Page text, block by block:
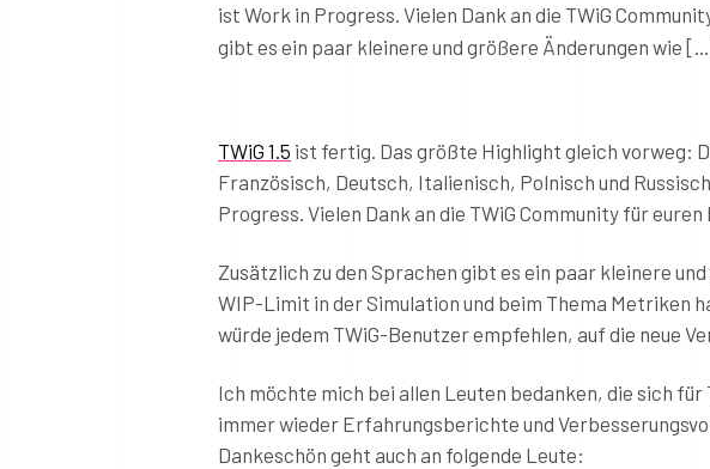
ist Work in Progress. Vielen Dank an die TWiG
gibt es ein paar kleinere und größere Änderungen wie
TWiG 1.5 ist fertig. Das größte Highlight gleich vorweg:
Französisch, Deutsch, Italienisch, Polnisch und
Progress. Vielen Dank an die TWiG Community für
Zusätzlich zu den Sprachen gibt es ein paar kleinere
WIP-Limit in der Simulation und beim Thema Metriken
würde jedem TWiG-Benutzer empfehlen, auf die neue
Ich möchte mich bei allen Leuten bedanken, die sich für
immer wieder Erfahrungsberichte und
Dankeschön geht auch an folgende Leute: